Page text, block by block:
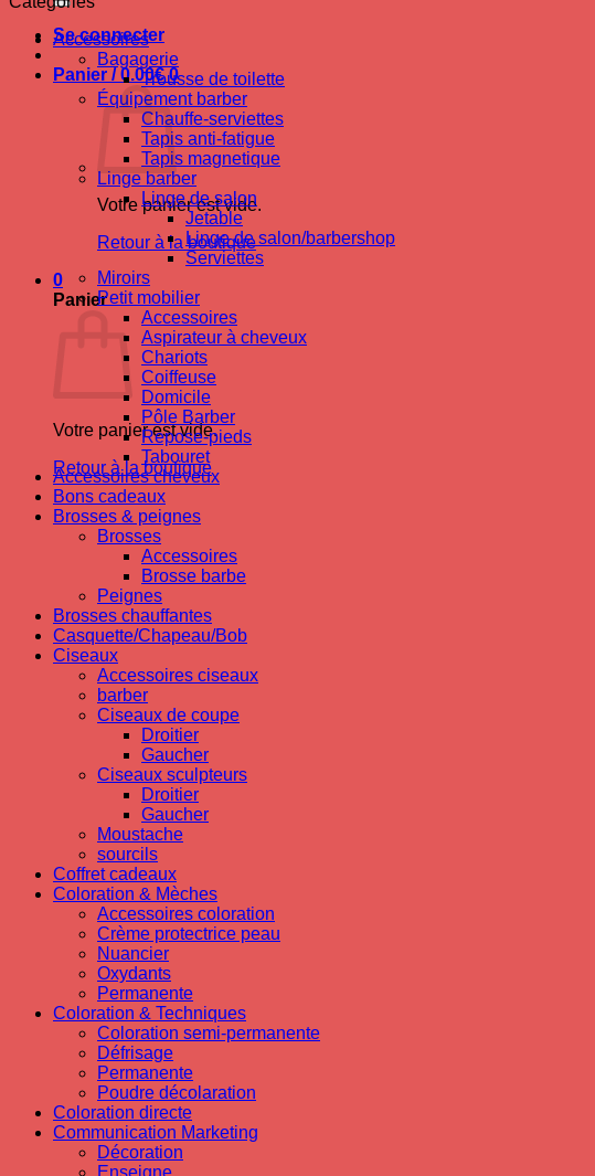
Se connecter
Panier /0.00€ 0
Votre panier est vide.
Retour à la boutique
0
Panier
Votre panier est vide.
Retour à la boutique
Accessoires
Bagagerie
Trousse de toilette
Équipement barber
Chauffe-serviettes
Tapis anti-fatigue
Tapis magnetique
Linge barber
Linge de salon
Jetable
Linge de salon/barbershop
Serviettes
Miroirs
Petit mobilier
Accessoires
Aspirateur à cheveux
Chariots
Coiffeuse
Domicile
Pôle Barber
Repose-pieds
Tabouret
Accessoires cheveux
Bons cadeaux
Brosses & peignes
Brosses
Accessoires
Brosse barbe
Peignes
Brosses chauffantes
Casquette/Chapeau/Bob
Ciseaux
Accessoires ciseaux
barber
Ciseaux de coupe
Droitier
Gaucher
Ciseaux sculpteurs
Droitier
Gaucher
Moustache
sourcils
Coffret cadeaux
Coloration & Mèches
Accessoires coloration
Crème protectrice peau
Nuancier
Oxydants
Permanente
Coloration & Techniques
Coloration semi-permanente
Défrisage
Permanente
Poudre décolaration
Coloration directe
Communication Marketing
Décoration
Enseigne